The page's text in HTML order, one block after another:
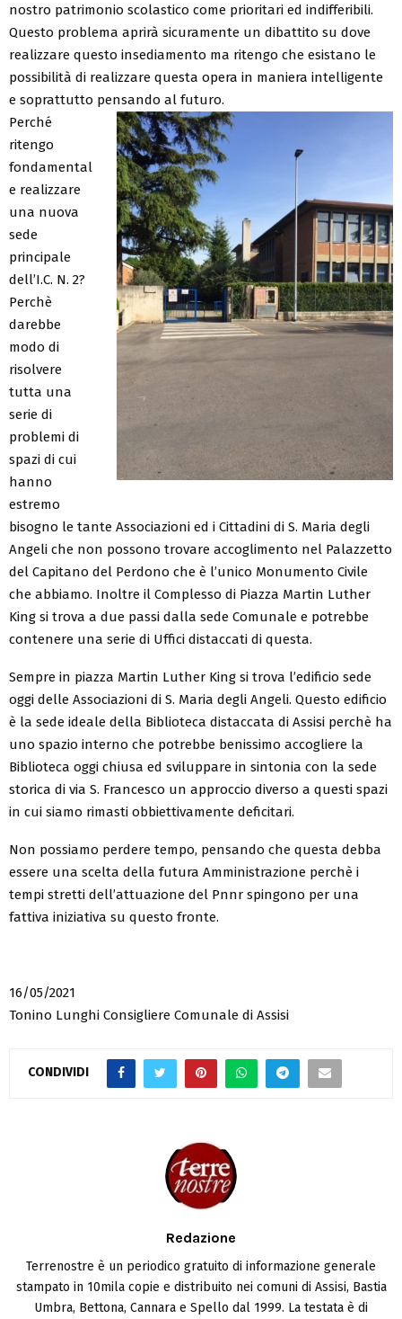
nostro patrimonio scolastico come prioritari ed indifferibili.
Questo problema aprirà sicuramente un dibattito su dove
realizzare questo insediamento ma ritengo che esistano le
possibilità di realizzare questa opera in maniera intelligente
e soprattutto pensando al futuro.
Perché
ritengo
fondamental
e realizzare
una nuova
sede
principale
dell’I.C. N. 2?
Perchè
darebbe
modo di
risolvere
tutta una
serie di
problemi di
spazi di cui
hanno
estremo
bisogno le tante Associazioni ed i Cittadini di S. Maria degli
Angeli che non possono trovare accoglimento nel Palazzetto
del Capitano del Perdono che è l’unico Monumento Civile
che abbiamo. Inoltre il Complesso di Piazza Martin Luther
King si trova a due passi dalla sede Comunale e potrebbe
contenere una serie di Uffici distaccati di questa.
Sempre in piazza Martin Luther King si trova l’edificio sede
oggi delle Associazioni di S. Maria degli Angeli. Questo edificio
è la sede ideale della Biblioteca distaccata di Assisi perchè ha
uno spazio interno che potrebbe benissimo accogliere la
Biblioteca oggi chiusa ed sviluppare in sintonia con la sede
storica di via S. Francesco un approccio diverso a questi spazi
in cui siamo rimasti obbiettivamente deficitari.
Non possiamo perdere tempo, pensando che questa debba
essere una scelta della futura Amministrazione perchè i
tempi stretti dell’attuazione del Pnnr spingono per una
fattiva iniziativa su questo fronte.
16/05/2021
Tonino Lunghi Consigliere Comunale di Assisi
CONDIVIDI
Redazione
Terrenostre è un periodico gratuito di informazione generale
stampato in 10mila copie e distribuito nei comuni di Assisi, Bastia
Umbra, Bettona, Cannara e Spello dal 1999. La testata è di